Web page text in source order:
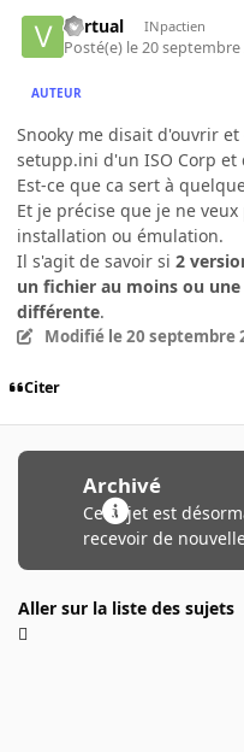
Vyrtual INpactien
Posté(e) le 20 septembre
AUTEUR
Snooky me disait d'ouvrir
setupp.ini d'un ISO Corp et
Est-ce que ca sert à
Et je précise que je ne
installation ou émulation.
Il s'agit de savoir si 2
un fichier au moins ou
différente.
Modifié le 20 septembre
Citer
Archivé
Ce sujet est
recevoir de
Aller sur la liste des sujets